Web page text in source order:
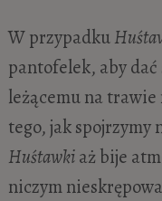
W przypadku
pantofelek, aby
leżącemu na
tego, jak spojrzymy
Huśtawkiaż bije
niczym